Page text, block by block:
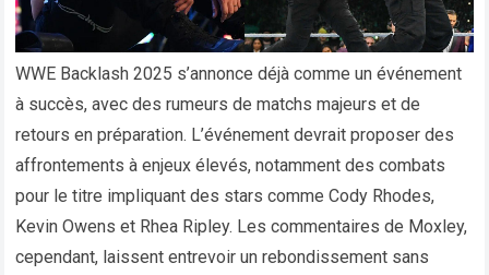
WWE Backlash 2025 s’annonce déjà comme un événement
à succès, avec des rumeurs de matchs majeurs et de
retours en préparation. L’événement devrait proposer des
affrontements à enjeux élevés, notamment des combats
pour le titre impliquant des stars comme Cody Rhodes,
Kevin Owens et Rhea Ripley. Les commentaires de Moxley,
cependant, laissent entrevoir un rebondissement sans